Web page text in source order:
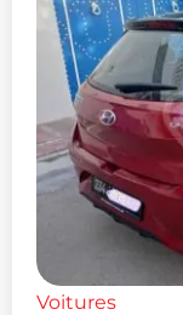
Voitures